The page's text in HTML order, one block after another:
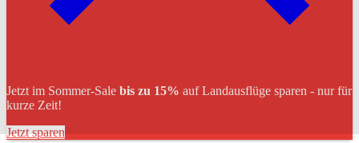
Jetzt im Sommer-Sale bis zu 15% auf Landausflüge sparen - nur für
kurze Zeit!
Jetzt sparen